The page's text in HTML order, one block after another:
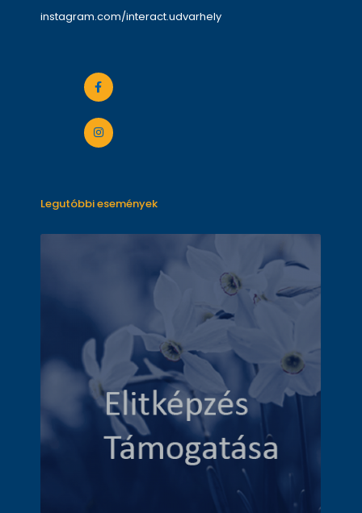
instagram.com/interact.udvarhely
Legutóbbi események